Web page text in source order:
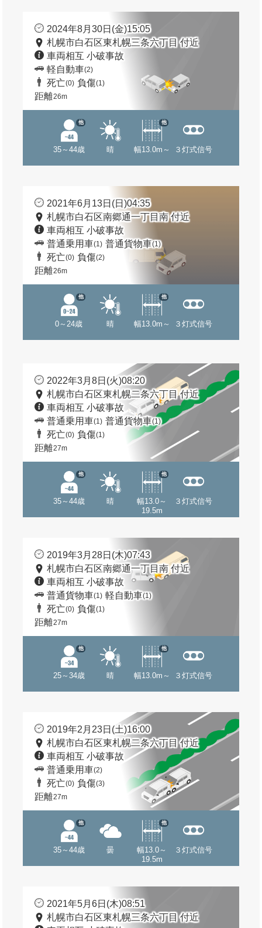
2024年8月30日(金)15:05
札幌市白石区東札幌三条六丁目 付近
車両相互 小破事故
軽自動車(2)
死亡(0) 負傷(1)
距離26m
35～44歳
他
晴 幅13.0m～
他
３灯式信号
2021年6月13日(日)04:35
札幌市白石区南郷通一丁目南 付近
車両相互 小破事故
普通乗用車(1) 普通貨物車(1)
死亡(0) 負傷(2)
距離26m
0～24歳
他
晴 幅13.0m～
他
３灯式信号
2022年3月8日(火)08:20
札幌市白石区東札幌二条六丁目 付近
車両相互 小破事故
普通乗用車(1) 普通貨物車(1)
死亡(0) 負傷(1)
距離27m
35～44歳
他
晴
幅13.0～
19.5m
他
３灯式信号
2019年3月28日(木)07:43
札幌市白石区南郷通一丁目南 付近
車両相互 小破事故
普通貨物車(1) 軽自動車(1)
死亡(0) 負傷(1)
距離27m
25～34歳
他
晴 幅13.0m～
他
３灯式信号
2019年2月23日(土)16:00
札幌市白石区東札幌二条六丁目 付近
車両相互 小破事故
普通乗用車(2)
死亡(0) 負傷(3)
距離27m
35～44歳
他
曇
幅13.0～
19.5m
他
３灯式信号
2021年5月6日(木)08:51
札幌市白石区東札幌三条六丁目 付近